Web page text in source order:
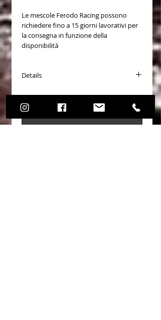
Le mescole Ferodo Racing possono
richiedere fino a 15 giorni lavorativi per
la consegna in funzione della
disponibilità
Details
FCP4187
Mescole disponibili
- DS2500